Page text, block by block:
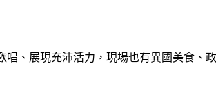
、展現充沛活力，現場也有異國美食、